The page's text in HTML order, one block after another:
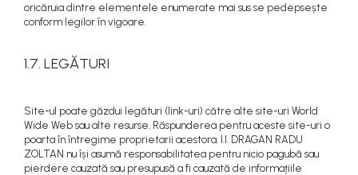
oricăruia dintre elementele enumerate mai sus se pedepsește
conform legilor în vigoare.
1.7. LEGĂTURI
Site-ul poate găzdui legături (link-uri) către alte site-uri World
Wide Web sau alte resurse. Răspunderea pentru aceste site-uri o
poarta în întregime proprietarii acestora. I.I. DRAGAN RADU
ZOLTAN nu își asumă responsabilitatea pentru nicio pagubă sau
pierdere cauzată sau presupusă a fi cauzată de informațiile